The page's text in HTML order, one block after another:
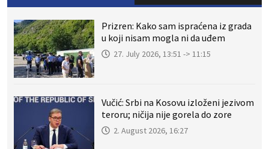
Prizren: Kako sam ispraćena iz grada
u koji nisam mogla ni da uđem
27. July 2026, 13:51 -> 11:15
Vučić: Srbi na Kosovu izloženi jezivom
teroru; ničija nije gorela do zore
2. August 2026, 16:27